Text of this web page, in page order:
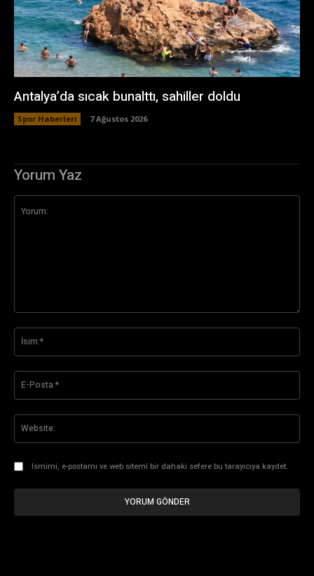
Antalya’da sıcak bunalttı, sahiller doldu
Spor Haberleri 7 Ağustos 2026
Yorum Yaz
Ismimi, e-postamı ve web sitemi bir dahaki sefere bu tarayıcıya kaydet.